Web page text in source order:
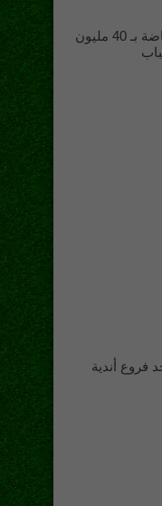
أندية وادي دجلة تدعم وزارة الرياضة بـ 40 مليون
فروع أندية